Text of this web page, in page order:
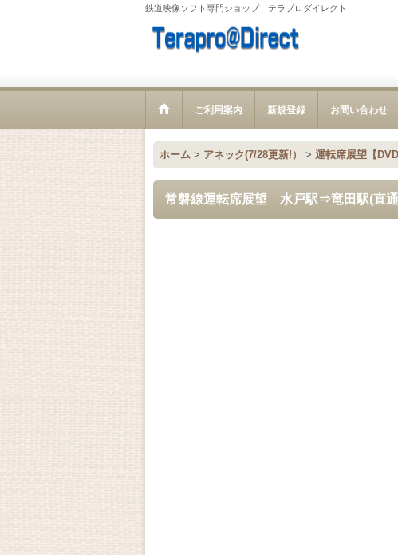
鉄道映像ソフト専門ショップ テラプロダイレクト
ご利用案内 新規登録 お問い合わせ
ホーム > アネック(7/28更新!） > 運転席展望【DVD
常磐線運転席展望 水戸駅⇒竜田駅(直通